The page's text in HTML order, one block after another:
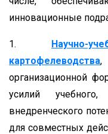
инновационные
1. Научно-
картофелеводства,
организационной
усилий
внедренческого
для совместных